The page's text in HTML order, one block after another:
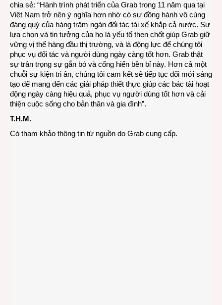
chia sẻ: “Hành trình phát triển của Grab trong 11 năm qua tại
Việt Nam trở nên ý nghĩa hơn nhờ có sự đồng hành vô cùng
đáng quý của hàng trăm ngàn đối tác tài xế khắp cả nước. Sự
lựa chọn và tin tưởng của họ là yếu tố then chốt giúp Grab giữ
vững vị thế hàng đầu thị trường, và là động lực để chúng tôi
phục vụ đối tác và người dùng ngày càng tốt hơn. Grab thật
sự trân trọng sự gắn bó và cống hiến bền bỉ này. Hơn cả một
chuỗi sự kiện tri ân, chúng tôi cam kết sẽ tiếp tục đổi mới sáng
tạo để mang đến các giải pháp thiết thực giúp các bác tài hoạt
động ngày càng hiệu quả, phục vụ người dùng tốt hơn và cải
thiện cuộc sống cho bản thân và gia đình”.
T.H.M.
Có tham khảo thông tin từ nguồn do Grab cung cấp.